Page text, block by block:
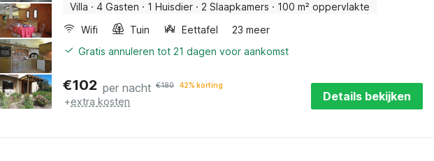
Villa · 4 Gasten · 1 Huisdier · 2 Slaapkamers · 100 m² oppervlakte
Wifi
Tuin Eettafel
23 meer
Gratis annuleren tot 21 dagen voor aankomst
€102 per nacht €180 42% korting
+extra kosten Details bekijken